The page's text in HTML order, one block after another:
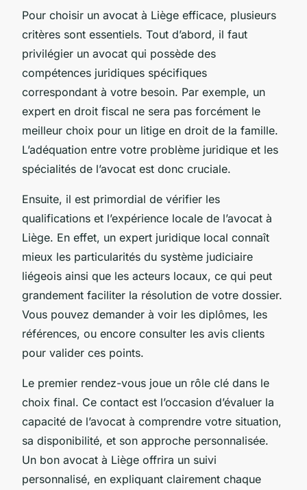
Pour choisir un avocat à Liège efficace, plusieurs
critères sont essentiels. Tout d’abord, il faut
privilégier un avocat qui possède des
compétences juridiques spécifiques
correspondant à votre besoin. Par exemple, un
expert en droit fiscal ne sera pas forcément le
meilleur choix pour un litige en droit de la famille.
L’adéquation entre votre problème juridique et les
spécialités de l’avocat est donc cruciale.
Ensuite, il est primordial de vérifier les
qualifications et l’expérience locale de l’avocat à
Liège. En effet, un expert juridique local connaît
mieux les particularités du système judiciaire
liégeois ainsi que les acteurs locaux, ce qui peut
grandement faciliter la résolution de votre dossier.
Vous pouvez demander à voir les diplômes, les
références, ou encore consulter les avis clients
pour valider ces points.
Le premier rendez-vous joue un rôle clé dans le
choix final. Ce contact est l’occasion d’évaluer la
capacité de l’avocat à comprendre votre situation,
sa disponibilité, et son approche personnalisée.
Un bon avocat à Liège offrira un suivi
personnalisé, en expliquant clairement chaque